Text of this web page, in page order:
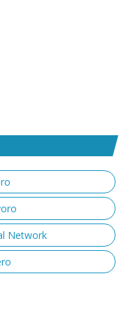
Network